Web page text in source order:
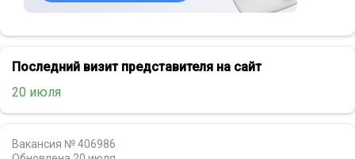
Последний визит представителя на сайт
20 июля
Вакансия № 406986